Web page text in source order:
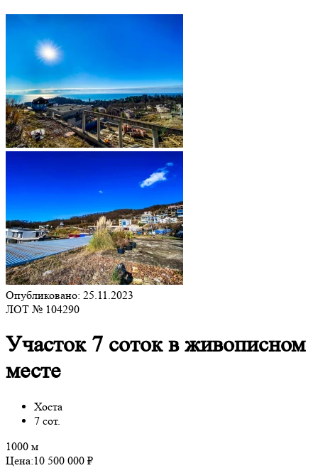
Опубликовано: 25.11.2023
ЛОТ № 104290
Участок 7 соток в живописном
месте
Хоста
7 сот.
1000 м
Цена:10 500 000 ₽